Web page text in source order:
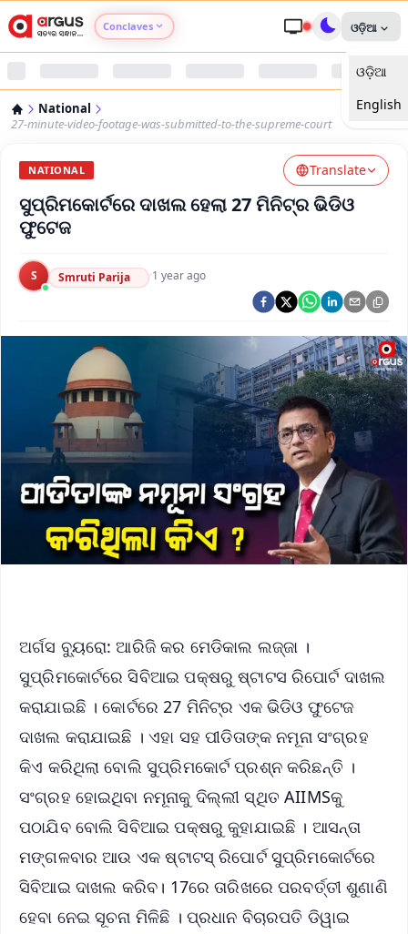
Conclaves
Argus Nari Shakti
Argus Health Connect
Argus Swaad Odisha
Argus Chalo Dekhein Apna Desh
ଓଡ଼ିଆ
ଓଡ଼ିଆ
English
National
27-minute-video-footage-was-submitted-to-the-supreme-court
NATIONAL Translate
ସୁପ୍ରିମକୋର୍ଟରେ ଦାଖଲ ହେଲା 27 ମିନିଟ୍‌ର ଭିଡିଓ
ଫୁଟେଜ
S Smruti Parija ·1 year ago
ଅର୍ଗସ ବ୍ୟୁରୋ: ଆରିଜି କର ମେଡିକାଲ ଲଜ୍ଜା ।
ସୁପ୍ରିମକୋର୍ଟରେ ସିବିଆଇ ପକ୍ଷରୁ ଷ୍ଟାଟସ ରିପୋର୍ଟ ଦାଖଲ
କରାଯାଇଛି । କୋର୍ଟରେ 27 ମିନିଟ୍‌ର ଏକ ଭିଡିଓ ଫୁଟେଜ
ଦାଖଲ କରାଯାଇଛି । ଏହା ସହ ପୀଡିତାଙ୍କ ନମୂନା ସଂଗ୍ରହ
କିଏ କରିଥିଲା ବୋଲି ସୁପ୍ରିମକୋର୍ଟ ପ୍ରଶ୍ନ କରିଛନ୍ତି ।
ସଂଗ୍ରହ ହୋଇଥିବା ନମୂନାକୁ ଦିଲ୍ଲୀ ସ୍ଥିତ AIIMSକୁ
ପଠାଯିବ ବୋଲି ସିବିଆଇ ପକ୍ଷରୁ କୁହାଯାଇଛି । ଆସନ୍ତା
ମଙ୍ଗଳବାର ଆଉ ଏକ ଷ୍ଟାଟସ୍ ରିପୋର୍ଟ ସୁପ୍ରିମକୋର୍ଟରେ
ସିବିଆଇ ଦାଖଲ କରିବ। 17ରେ ତାରିଖରେ ପରବର୍ତ୍ତୀ ଶୁଣାଣି
ହେବା ନେଇ ସୂଚନା ମିଳିଛି । ପ୍ରଧାନ ବିଚାରପତି ଡିୱାଇ